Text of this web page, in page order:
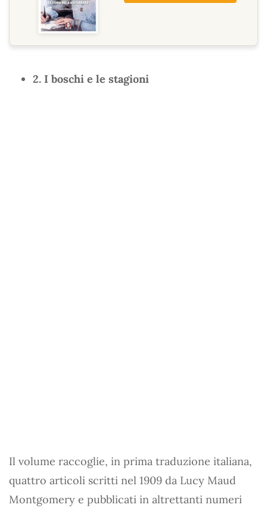
2. I boschi e le stagioni
Il volume raccoglie, in prima traduzione italiana,
quattro articoli scritti nel 1909 da Lucy Maud
Montgomery e pubblicati in altrettanti numeri